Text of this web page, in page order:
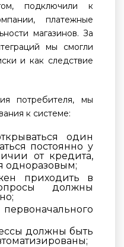
подключили к
платежные
магазинов. За
мы смогли
и как следствие
потребителя, мы
к системе:
один
постоянно у
от кредита,
одноразовым;
приходить в
должны
должны быть